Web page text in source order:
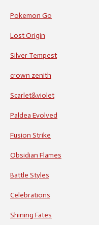
Pokemon Go
Lost Origin
Silver Tempest
crown zenith
Scarlet&violet
Paldea Evolved
Fusion Strike
Obsidian Flames
Battle Styles
Celebrations
Shining Fates